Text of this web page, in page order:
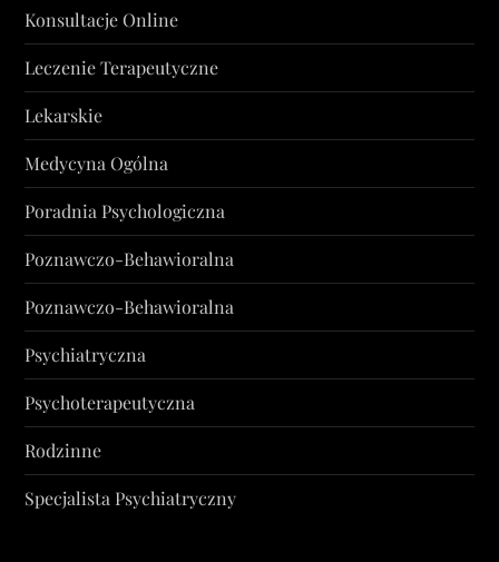
Konsultacje Online
Leczenie Terapeutyczne
Lekarskie
Medycyna Ogólna
Poradnia Psychologiczna
Poznawczo-Behawioralna
Poznawczo-Behawioralna
Psychiatryczna
Psychoterapeutyczna
Rodzinne
Specjalista Psychiatryczny